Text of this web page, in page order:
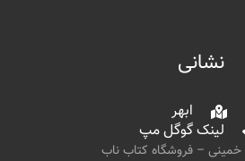
نشانی
ابهر
لینک گوگل مپ
خمینی – فروشگاه کتاب ناب